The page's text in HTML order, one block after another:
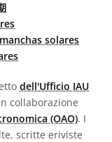
solares
dell'Ufficio IAU
collaborazione
(OAO). I
scritte eriviste